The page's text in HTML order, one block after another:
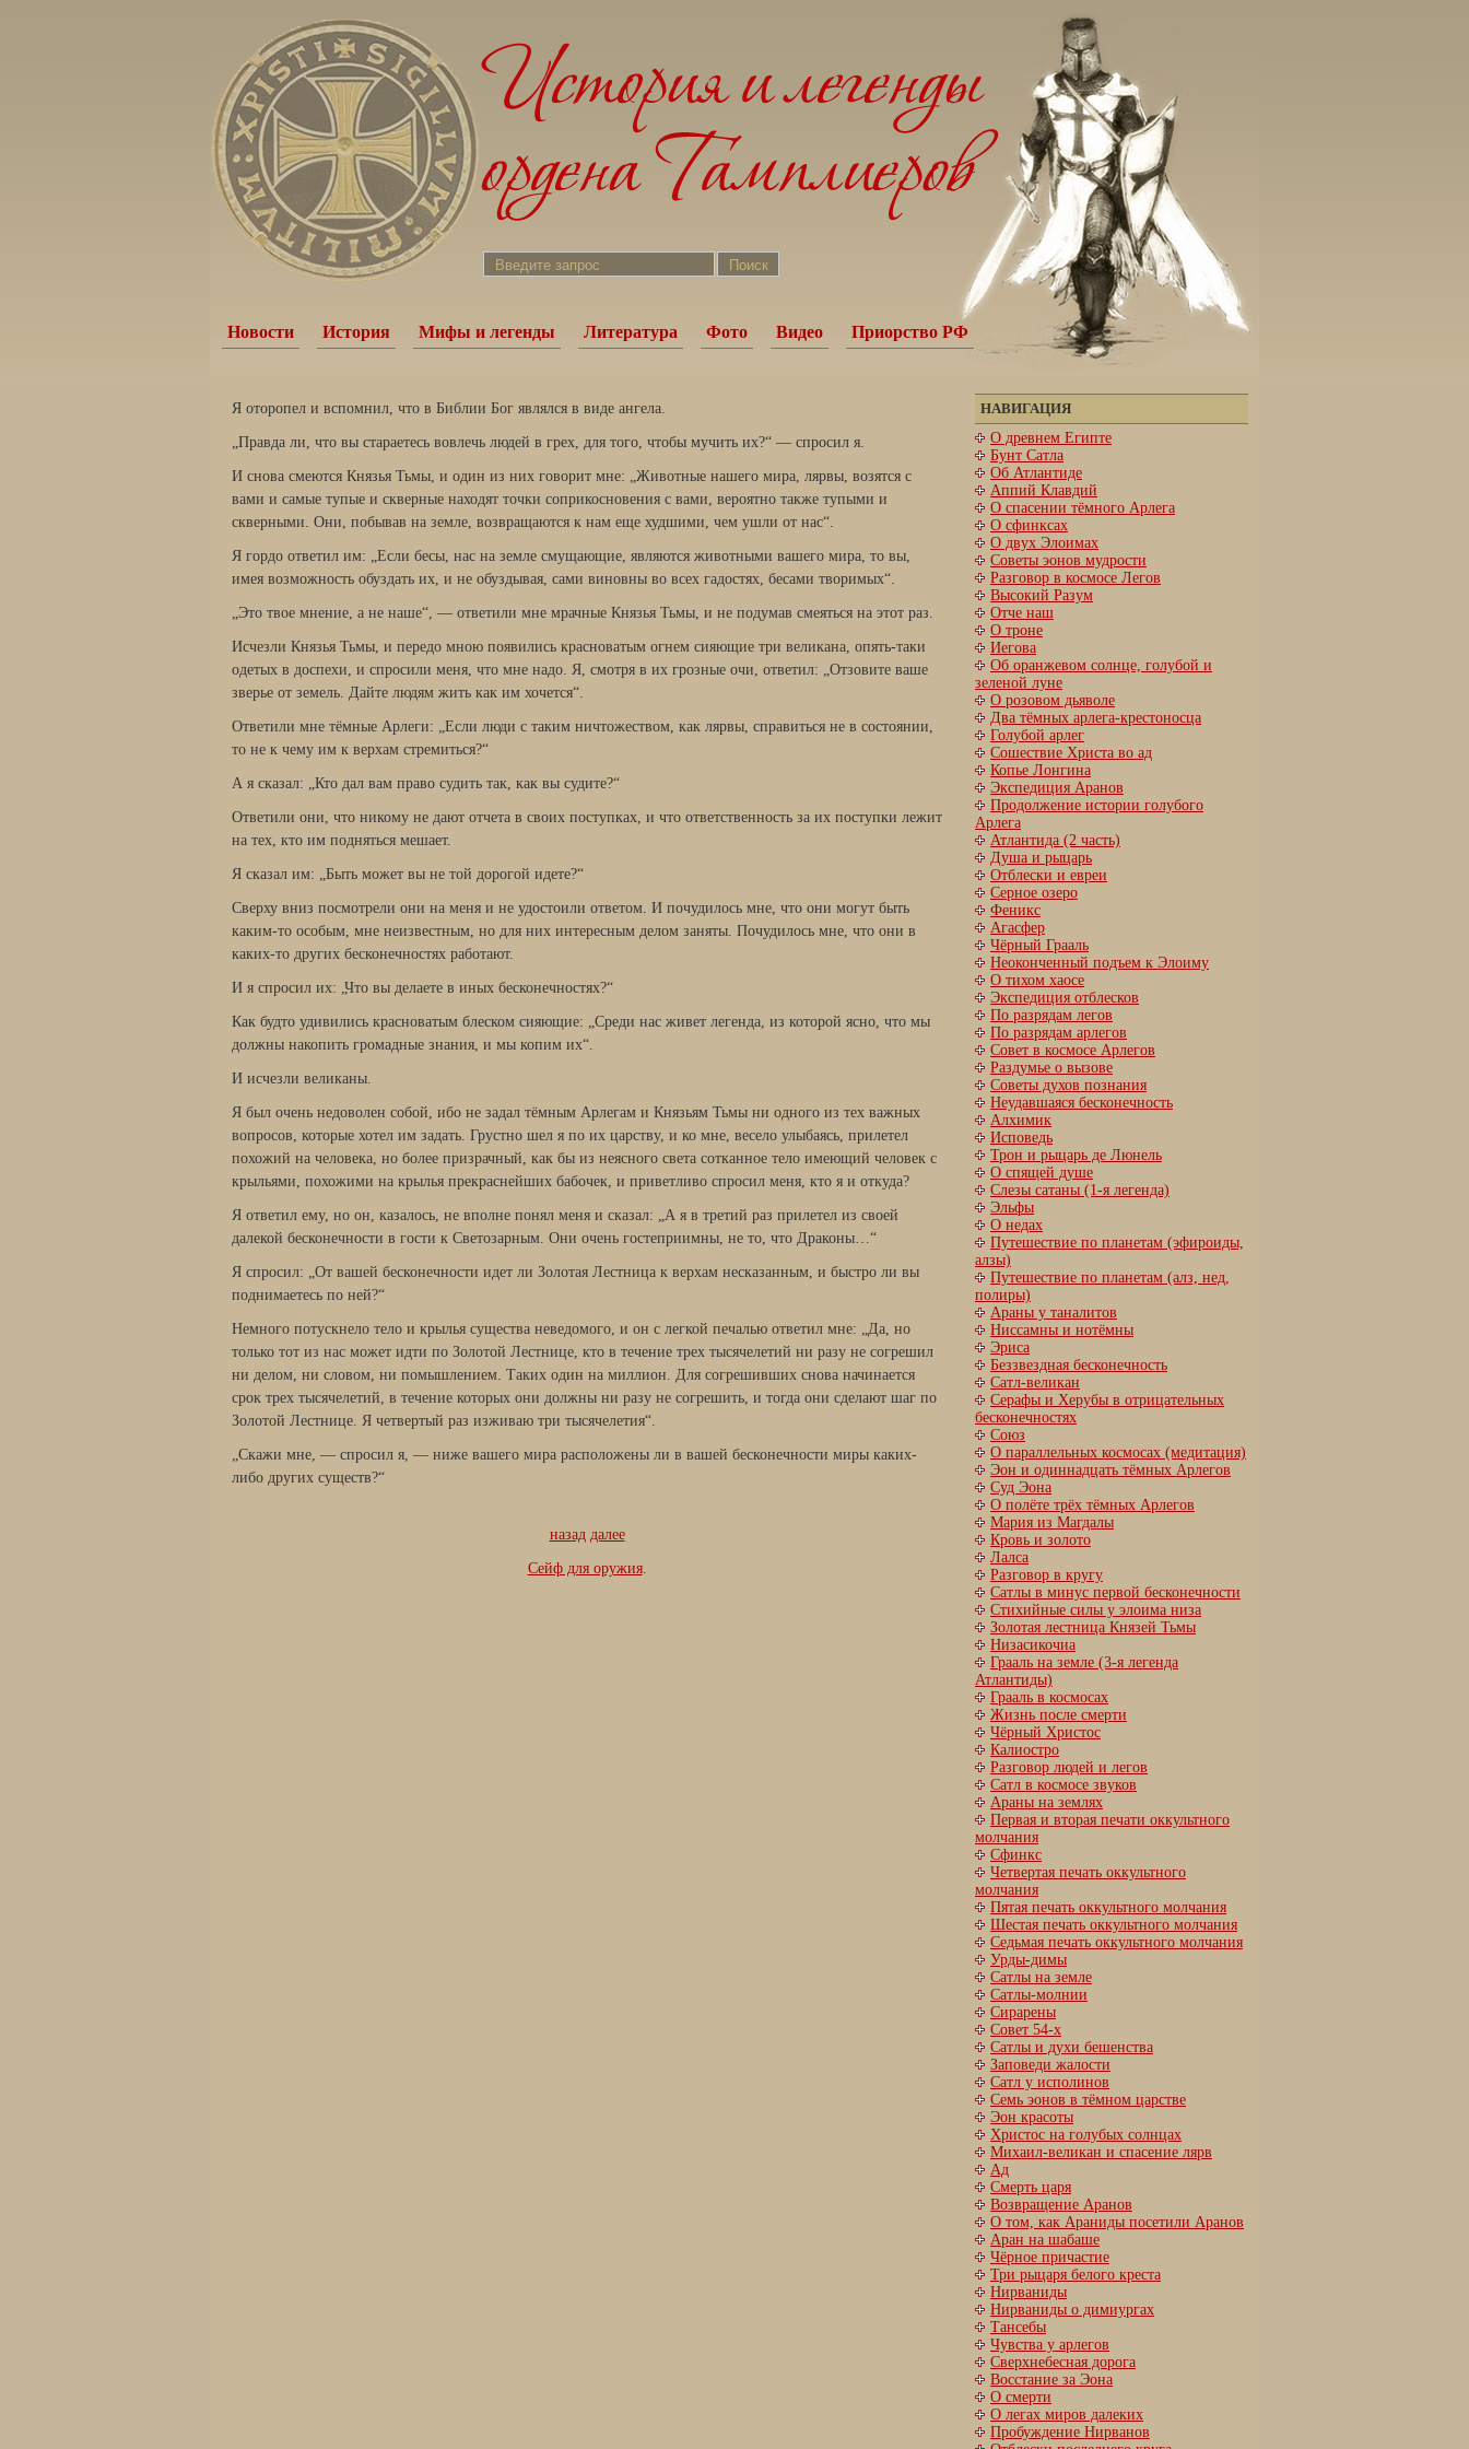
Новости История Мифы и легенды Литература Фото Видео Приорство РФ
Я оторопел и вспомнил, что в Библии Бог являлся в виде ангела.
„Правда ли, что вы стараетесь вовлечь людей в грех, для того, чтобы мучить их?“ — спросил я.
И снова смеются Князья Тьмы, и один из них говорит мне: „Животные нашего мира, лярвы, возятся с
вами и самые тупые и скверные находят точки соприкосновения с вами, вероятно также тупыми и
скверными. Они, побывав на земле, возвращаются к нам еще худшими, чем ушли от нас“.
Я гордо ответил им: „Если бесы, нас на земле смущающие, являются животными вашего мира, то вы,
имея возможность обуздать их, и не обуздывая, сами виновны во всех гадостях, бесами творимых“.
„Это твое мнение, а не наше“, — ответили мне мрачные Князья Тьмы, и не подумав смеяться на этот раз.
Исчезли Князья Тьмы, и передо мною появились красноватым огнем сияющие три великана, опять-таки
одетых в доспехи, и спросили меня, что мне надо. Я, смотря в их грозные очи, ответил: „Отзовите ваше
зверье от земель. Дайте людям жить как им хочется“.
Ответили мне тёмные Арлеги: „Если люди с таким ничтожеством, как лярвы, справиться не в состоянии,
то не к чему им к верхам стремиться?“
А я сказал: „Кто дал вам право судить так, как вы судите?“
Ответили они, что никому не дают отчета в своих поступках, и что ответственность за их поступки лежит
на тех, кто им подняться мешает.
Я сказал им: „Быть может вы не той дорогой идете?“
Сверху вниз посмотрели они на меня и не удостоили ответом. И почудилось мне, что они могут быть
каким-то особым, мне неизвестным, но для них интересным делом заняты. Почудилось мне, что они в
каких-то других бесконечностях работают.
И я спросил их: „Что вы делаете в иных бесконечностях?“
Как будто удивились красноватым блеском сияющие: „Среди нас живет легенда, из которой ясно, что мы
должны накопить громадные знания, и мы копим их“.
И исчезли великаны.
Я был очень недоволен собой, ибо не задал тёмным Арлегам и Князьям Тьмы ни одного из тех важных
вопросов, которые хотел им задать. Грустно шел я по их царству, и ко мне, весело улыбаясь, прилетел
похожий на человека, но более призрачный, как бы из неясного света сотканное тело имеющий человек с
крыльями, похожими на крылья прекраснейших бабочек, и приветливо спросил меня, кто я и откуда?
Я ответил ему, но он, казалось, не вполне понял меня и сказал: „А я в третий раз прилетел из своей
далекой бесконечности в гости к Светозарным. Они очень гостеприимны, не то, что Драконы…“
Я спросил: „От вашей бесконечности идет ли Золотая Лестница к верхам несказанным, и быстро ли вы
поднимаетесь по ней?“
Немного потускнело тело и крылья существа неведомого, и он с легкой печалью ответил мне: „Да, но
только тот из нас может идти по Золотой Лестнице, кто в течение трех тысячелетий ни разу не согрешил
ни делом, ни словом, ни помышлением. Таких один на миллион. Для согрешивших снова начинается
срок трех тысячелетий, в течение которых они должны ни разу не согрешить, и тогда они сделают шаг по
Золотой Лестнице. Я четвертый раз изживаю три тысячелетия“.
„Скажи мне, — спросил я, — ниже вашего мира расположены ли в вашей бесконечности миры каких-
либо других существ?“
назад далее
Сейф для оружия.
НАВИГАЦИЯ
О древнем Египте
Бунт Сатла
Об Атлантиде
Аппий Клавдий
О спасении тёмного Арлега
О сфинксах
О двух Элоимах
Советы эонов мудрости
Разговор в космосе Легов
Высокий Разум
Отче наш
О троне
Иегова
Об оранжевом солнце, голубой и
зеленой луне
О розовом дьяволе
Два тёмных арлега-крестоносца
Голубой арлег
Сошествие Христа во ад
Копье Лонгина
Экспедиция Аранов
Продолжение истории голубого
Арлега
Атлантида (2 часть)
Душа и рыцарь
Отблески и евреи
Серное озеро
Феникс
Агасфер
Чёрный Грааль
Неоконченный подъем к Элоиму
О тихом хаосе
Экспедиция отблесков
По разрядам легов
По разрядам арлегов
Совет в космосе Арлегов
Раздумье о вызове
Советы духов познания
Неудавшаяся бесконечность
Алхимик
Исповедь
Трон и рыцарь де Люнель
О спящей душе
Слезы сатаны (1-я легенда)
Эльфы
О недах
Путешествие по планетам (эфироиды,
алзы)
Путешествие по планетам (алз, нед,
полиры)
Араны у таналитов
Ниссамны и нотёмны
Эриса
Беззвездная бесконечность
Сатл-великан
Серафы и Херубы в отрицательных
бесконечностях
Союз
О параллельных космосах (медитация)
Эон и одиннадцать тёмных Арлегов
Суд Эона
О полёте трёх тёмных Арлегов
Мария из Магдалы
Кровь и золото
Лалса
Разговор в кругу
Сатлы в минус первой бесконечности
Стихийные силы у элоима низа
Золотая лестница Князей Тьмы
Низасикочиа
Грааль на земле (3-я легенда
Атлантиды)
Грааль в космосах
Жизнь после смерти
Чёрный Христос
Калиостро
Разговор людей и легов
Сатл в космосе звуков
Араны на землях
Первая и вторая печати оккультного
молчания
Сфинкс
Четвертая печать оккультного
молчания
Пятая печать оккультного молчания
Шестая печать оккультного молчания
Cедьмая печать оккультного молчания
Урды-димы
Сатлы на земле
Сатлы-молнии
Сирарены
Совет 54-х
Сатлы и духи бешенства
Заповеди жалости
Сатл у исполинов
Семь эонов в тёмном царстве
Эон красоты
Христос на голубых солнцах
Михаил-великан и спасение лярв
Ад
Смерть царя
Возвращение Аранов
О том, как Араниды посетили Аранов
Аран на шабаше
Чёрное причастие
Три рыцаря белого креста
Нирваниды
Нирваниды о димиургах
Тансебы
Чувства у арлегов
Сверхнебесная дорога
Восстание за Эона
О смерти
О легах миров далеких
Пробуждение Нирванов